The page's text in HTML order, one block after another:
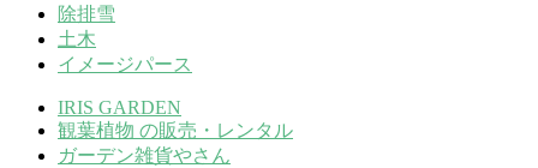
除排雪
土木
イメージパース
IRIS GARDEN
観葉植物 の販売・レンタル
ガーデン雑貨やさん